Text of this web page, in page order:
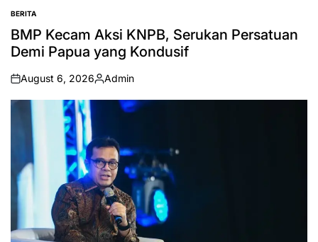
POSTED
IN
BERITA
BMP Kecam Aksi KNPB, Serukan Persatuan
Demi Papua yang Kondusif
on
August 6, 2026
Posted
by
Admin